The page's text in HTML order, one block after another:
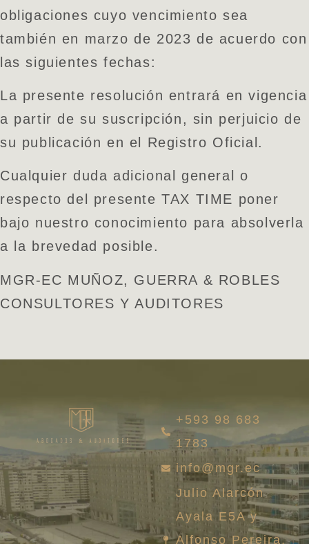
obligaciones cuyo vencimiento sea
también en marzo de 2023 de acuerdo con
las siguientes fechas:
La presente resolución entrará en vigencia
a partir de su suscripción, sin perjuicio de
su publicación en el Registro Oficial.
Cualquier duda adicional general o
respecto del presente TAX TIME poner
bajo nuestro conocimiento para absolverla
a la brevedad posible.
MGR-EC MUÑOZ, GUERRA & ROBLES
CONSULTORES Y AUDITORES
+593 98 683
1783
info@mgr.ec
Julio Alarcón
Ayala E5A y
Alfonso Pereira,